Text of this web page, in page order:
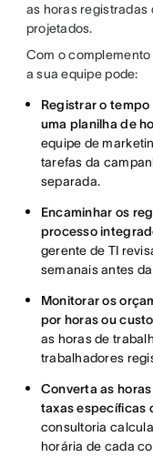
as horas registradas
projetados.
Com o
a sua equipe pode:
Registrar o
uma planilha de
equipe de
tarefas da
separada.
Encaminhar os
processo
gerente de TI
semanais antes
Monitorar os
por horas ou
as horas de
trabalhadores
Converta as
taxas específicas
consultoria
horária de cada